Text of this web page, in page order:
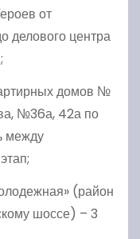
от
делового центра
домов №
№36а, 42а по
между
(район
шоссе) – 3